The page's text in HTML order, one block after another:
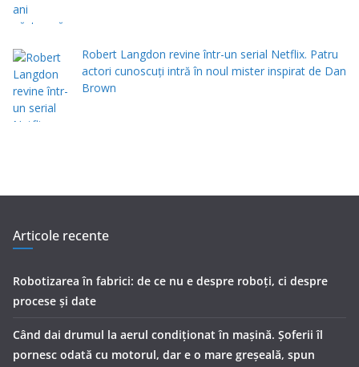
Robert Langdon revine într-un serial Netflix. Patru
actori cunoscuți intră în noul mister inspirat de Dan
Brown
Articole recente
Robotizarea în fabrici: de ce nu e despre roboți, ci despre
procese și date
Când dai drumul la aerul condiţionat în maşină. Şoferii îl
pornesc odată cu motorul, dar e o mare greşeală, spun